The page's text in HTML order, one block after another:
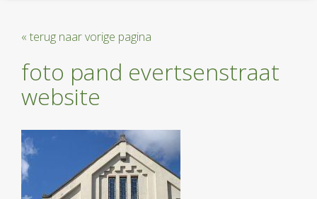
« terug naar vorige pagina
foto pand evertsenstraat
website